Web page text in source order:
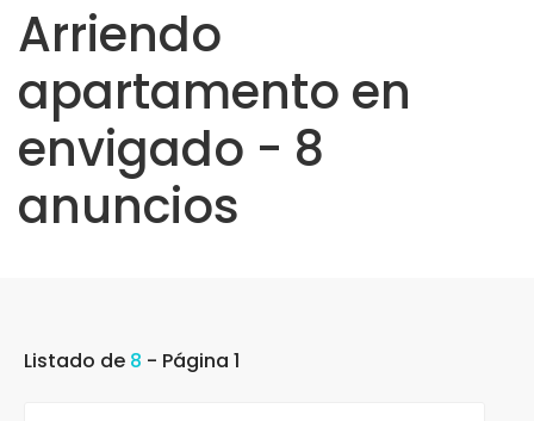
Arriendo
apartamento en
envigado - 8
anuncios
Listado de 8 - Página 1